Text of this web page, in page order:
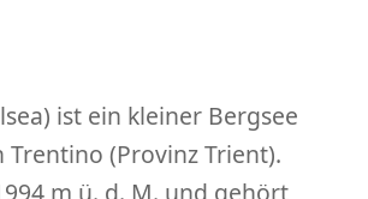
ist ein kleiner Bergsee
(Provinz Trient).